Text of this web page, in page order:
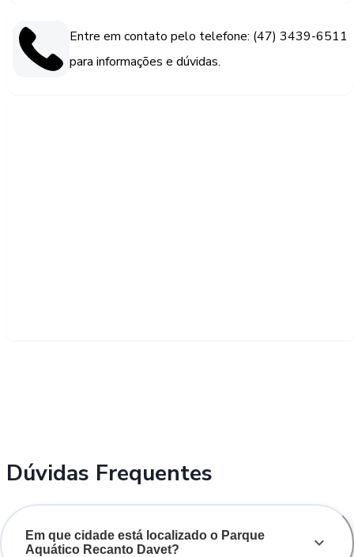
Entre em contato pelo telefone: (47) 3439-6511
para informações e dúvidas.
Dúvidas Frequentes
Em que cidade está localizado o Parque
Aquático Recanto Davet?